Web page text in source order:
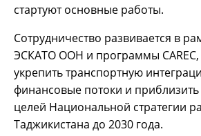
стартуют основные работы.
Сотрудничество развивается в
ЭСКАТО ООН и программы CAREC,
укрепить транспортную
финансовые потоки и
целей Национальной стратегии
Таджикистана до 2030 года.